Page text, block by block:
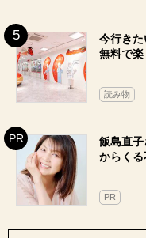
今行きた
無料で
読み物
飯島直
からくる
PR